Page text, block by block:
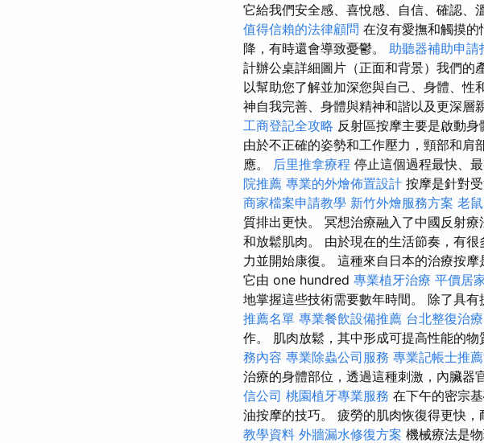
它給我們安全感、喜悅感、自信、確認、
值得信賴的法律顧問 在沒有愛撫和觸摸
降，有時還會導致憂鬱。 助聽器補助申請
計辦公桌詳細圖片（正面和背景）我們的
以幫助您了解並加深您與自己、身體、性
神自我完善、身體與精神和諧以及更深層
工商登記全攻略 反射區按摩主要是啟動
由於不正確的姿勢和工作壓力，頸部和肩
應。 后里推拿療程 停止這個過程最快、
院推薦 專業的外燴佈置設計 按摩是針對
商家檔案申請教學 新竹外燴服務方案 老
質排出更快。 冥想治療融入了中國反射
和放鬆肌肉。 由於現在的生活節奏，有
力並開始康復。 這種來自日本的治療按
它由 one hundred 專業植牙治療 平價居
地掌握這些技術需要數年時間。 除了具
推薦名單 專業餐飲設備推薦 台北整復治療
作。 肌肉放鬆，其中形成可提高性能的物
務內容 專業除蟲公司服務 專業記帳士推
治療的身體部位，透過這種刺激，內臟器
信公司 桃園植牙專業服務 在下午的密宗
油按摩的技巧。 疲勞的肌肉恢復得更快，
教學資料 外牆漏水修復方案 機械療法是